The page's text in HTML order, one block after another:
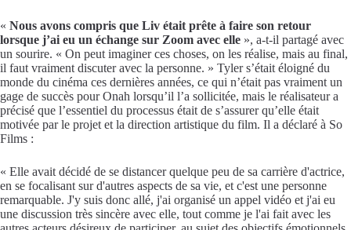
« Nous avons compris que Liv était prête à faire son retour
lorsque j’ai eu un échange sur Zoom avec elle », a-t-il partagé avec
un sourire. « On peut imaginer ces choses, on les réalise, mais au final,
il faut vraiment discuter avec la personne. » Tyler s’était éloigné du
monde du cinéma ces dernières années, ce qui n’était pas vraiment un
gage de succès pour Onah lorsqu’il l’a sollicitée, mais le réalisateur a
précisé que l’essentiel du processus était de s’assurer qu’elle était
motivée par le projet et la direction artistique du film. Il a déclaré à So
Films :
« Elle avait décidé de se distancer quelque peu de sa carrière d'actrice,
en se focalisant sur d'autres aspects de sa vie, et c'est une personne
remarquable. J'y suis donc allé, j'ai organisé un appel vidéo et j'ai eu
une discussion très sincère avec elle, tout comme je l'ai fait avec les